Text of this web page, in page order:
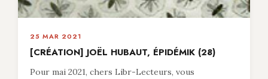
25 MAR 2021
[CRÉATION] JOËL HUBAUT, ÉPIDÉMIK (28)
Pour mai 2021, chers Libr-Lecteurs, vous